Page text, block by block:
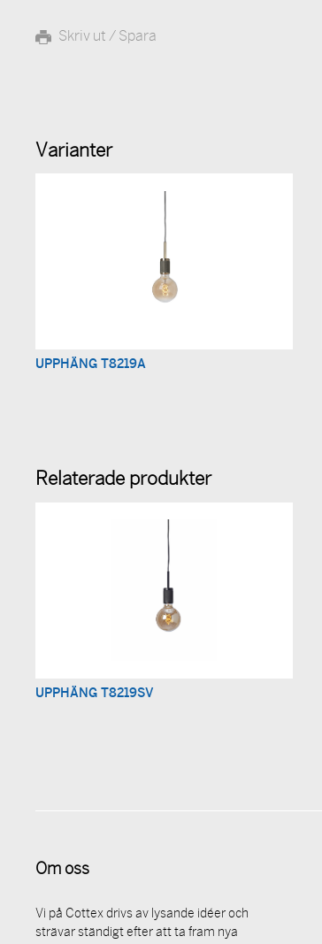
Skriv ut / Spara
Varianter
UPPHÄNG T8219A
Relaterade produkter
UPPHÄNG T8219SV
Om oss
Vi på Cottex drivs av lysande idéer och
strävar ständigt efter att ta fram nya